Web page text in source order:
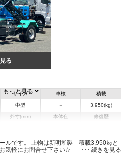
る
サイズ
中型
車検
－
積載
3,950(kg)
外寸(mm) 本体色 修復歴
装備情報
もっと見る
です。 上物は新明和製 積載3,950㎏と
気軽にお問合せ下さい☆